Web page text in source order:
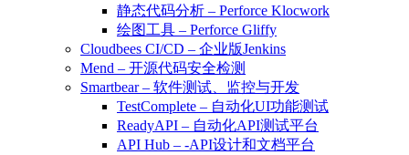
静态代码分析 – Perforce Klocwork
绘图工具 – Perforce Gliffy
Cloudbees CI/CD – 企业版Jenkins
Mend – 开源代码安全检测
Smartbear – 软件测试、监控与开发
TestComplete – 自动化UI功能测试
ReadyAPI – 自动化API测试平台
API Hub – -API设计和文档平台